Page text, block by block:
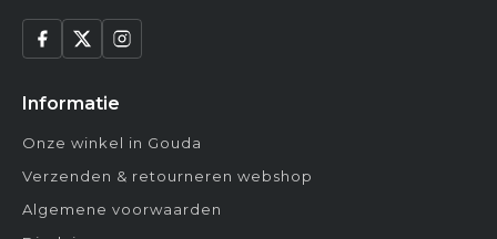
Informatie
Onze winkel in Gouda
Verzenden & retourneren webshop
Algemene voorwaarden